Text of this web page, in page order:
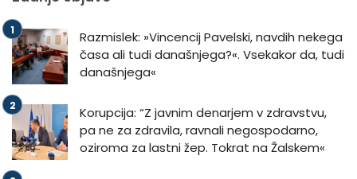
Razmislek: »Vincencij Pavelski, navdih nekega
časa ali tudi današnjega?«. Vsekakor da, tudi
današnjega«
Korupcija: “Z javnim denarjem v zdravstvu,
pa ne za zdravila, ravnali negospodarno,
oziroma za lastni žep. Tokrat na Žalskem«